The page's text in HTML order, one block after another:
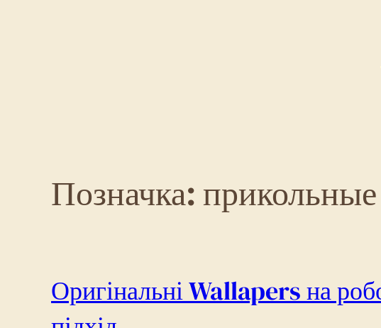
Позначка:
Оригінальні Wallapers на